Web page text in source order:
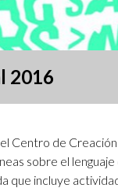
2016
Centro de
sobre el
que incluye